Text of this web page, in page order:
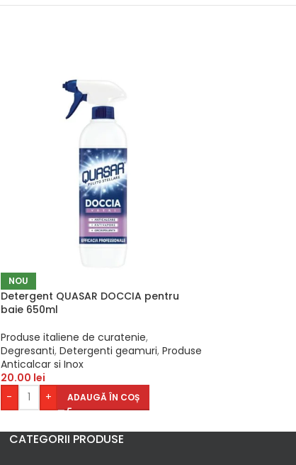
NOU
Detergent QUASAR DOCCIA pentru
baie 650ml
Produse italiene de curatenie,
Degresanti, Detergenti geamuri, Produse
Anticalcar si Inox
20.00 lei
-
+ ADAUGĂ ÎN COȘ
CATEGORII PRODUSE